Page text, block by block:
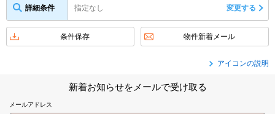
詳細条件 指定なし 変更する
条件保存 物件新着メール
アイコンの説明
新着お知らせをメールで受け取る
メールアドレス